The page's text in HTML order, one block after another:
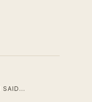
SAID…